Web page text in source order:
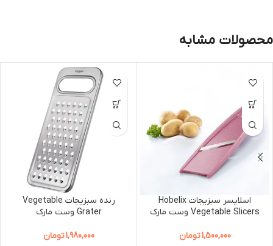
محصولات مشابه
اسلایسر سبزیجات Hobelix
Vegetable Slicers وست مارک
1,500,000تومان
رنده سبزیجات Vegetable
Grater وست مارک
1,980,000تومان